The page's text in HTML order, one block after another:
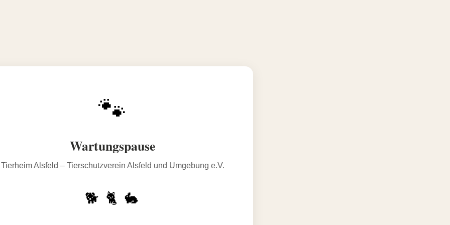
🐾
Wartungspause
Tierheim Alsfeld – Tierschutzverein Alsfeld und Umgebung e.V.
🐕 🐈 🐇